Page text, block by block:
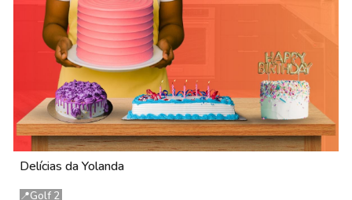
Delícias da Yolanda
📍Golf 2